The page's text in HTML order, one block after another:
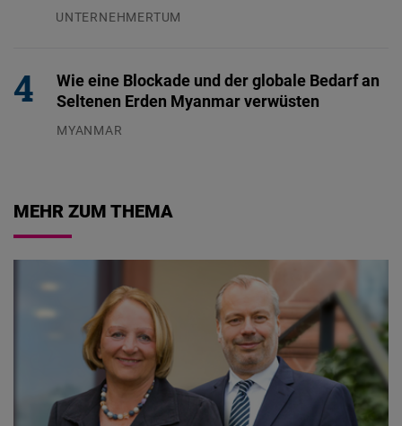
UNTERNEHMERTUM
Wie eine Blockade und der globale Bedarf an
Seltenen Erden Myanmar verwüsten
MYANMAR
MEHR ZUM THEMA